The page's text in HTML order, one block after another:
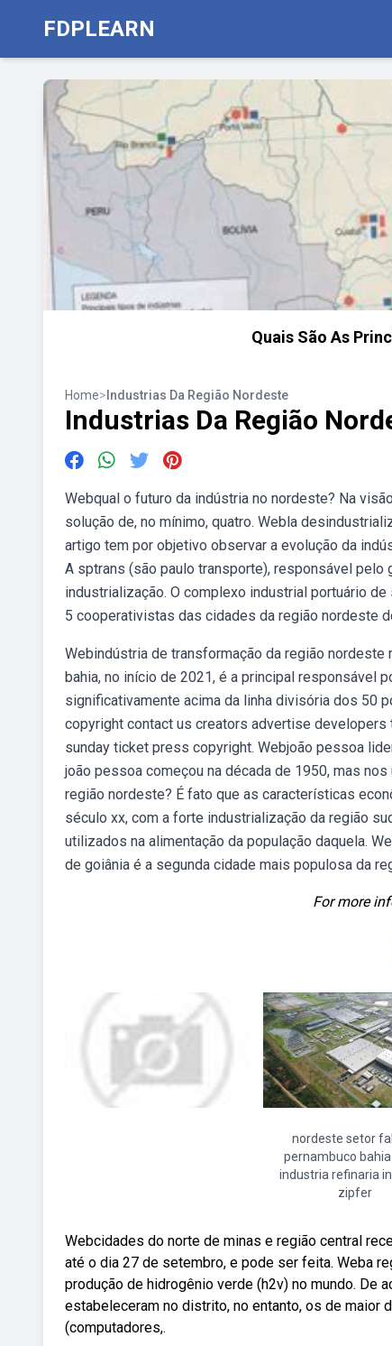
FDPLEARN
Quais São As
Home> Industrias Da Região Nordeste
Industrias Da Região
Webqual o futuro da indústria no nordeste? Na
solução de, no mínimo, quatro. Webla
artigo tem por objetivo observar a evolução da
A sptrans (são paulo transporte), responsável
industrialização. O complexo industrial portuário
5 cooperativistas das cidades da região nordeste
Webindústria de transformação da região nordeste
bahia, no início de 2021, é a principal responsável
significativamente acima da linha divisória dos 50
copyright contact us creators advertise
sunday ticket press copyright. Webjoão pessoa
joão pessoa começou na década de 1950, mas
região nordeste? É fato que as características
século xx, com a forte industrialização da região
utilizados na alimentação da população daquela.
de goiânia é a segunda cidade mais populosa da
For more
nordeste setor
pernambuco
industria refinaria
zipfer
Webcidades do norte de minas e região central
até o dia 27 de setembro, e pode ser feita. Weba
produção de hidrogênio verde (h2v) no mundo.
estabeleceram no distrito, no entanto, os de
(computadores,.